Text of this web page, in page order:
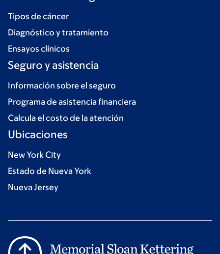
Tipos de cáncer
Diagnóstico y tratamiento
Ensayos clínicos
Seguro y asistencia
Información sobre el seguro
Programa de asistencia financiera
Calcula el costo de la atención
Ubicaciones
New York City
Estado de Nueva York
Nueva Jersey